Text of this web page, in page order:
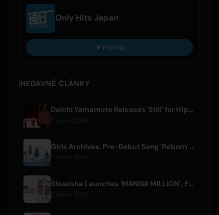
Only Hits Japan
Přehrát
NEDÁVNÉ ČLÁNKY
Daichi Yamamoto Releases 'Still' for Hip-Hop Anime 'Shadow Beat'
Girls Archives. Pre-Debut Song 'Reborn' is Theme for Netflix Film
Shueisha Launches 'MANGA MILLION', Free Global Library of 400 Manga Titles